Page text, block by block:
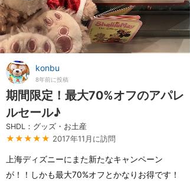
konbu
8年前に投稿
期間限定！最大70%オフのアパレ
ルセール♪
SHDL：グッズ・お土産
★★★★★ 2017年11月に訪問
上海ディズニーにまた新たなキャンペーン
が！！しかも最大70%オフとかなりお得です！